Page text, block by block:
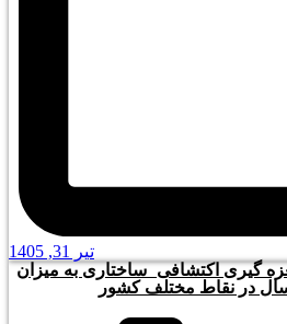
تیر 31, 1405
گیری اکتشافی_ساختاری به میزان